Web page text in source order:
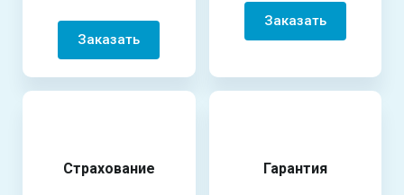
Заказать
Заказать
Страхование Гарантия